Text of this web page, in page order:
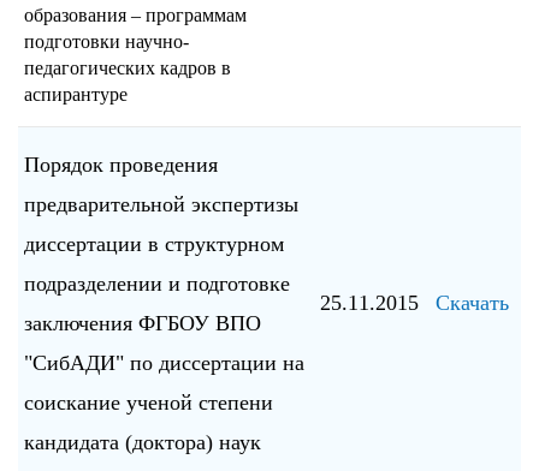
образования – программам
подготовки научно-
педагогических кадров в
аспирантуре
Порядок проведения
предварительной экспертизы
диссертации в структурном
подразделении и подготовке
заключения ФГБОУ ВПО
"СибАДИ" по диссертации на
соискание ученой степени
кандидата (доктора) наук
25.11.2015 Скачать